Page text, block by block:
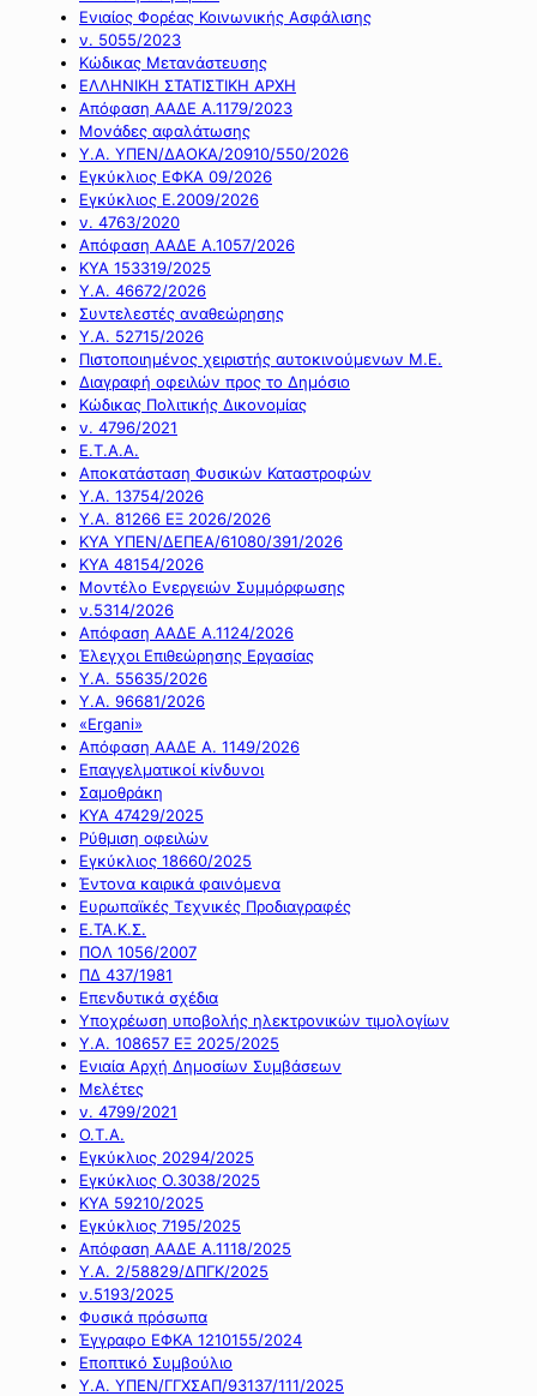
Ενιαίος Φορέας Κοινωνικής Ασφάλισης
ν. 5055/2023
Κώδικας Μετανάστευσης
ΕΛΛΗΝΙΚΗ ΣΤΑΤΙΣΤΙΚΗ ΑΡΧΗ
Απόφαση ΑΑΔΕ Α.1179/2023
Μονάδες αφαλάτωσης
Υ.Α. ΥΠΕΝ/ΔΑΟΚΑ/20910/550/2026
Εγκύκλιος ΕΦΚΑ 09/2026
Εγκύκλιος Ε.2009/2026
ν. 4763/2020
Απόφαση ΑΑΔΕ Α.1057/2026
ΚΥΑ 153319/2025
Υ.Α. 46672/2026
Συντελεστές αναθεώρησης
Υ.Α. 52715/2026
Πιστοποιημένος χειριστής αυτοκινούμενων Μ.Ε.
Διαγραφή οφειλών προς το Δημόσιο
Κώδικας Πολιτικής Δικονομίας
ν. 4796/2021
Ε.Τ.Α.Α.
Αποκατάσταση Φυσικών Καταστροφών
Υ.Α. 13754/2026
Υ.Α. 81266 ΕΞ 2026/2026
ΚΥΑ ΥΠΕΝ/ΔΕΠΕΑ/61080/391/2026
ΚΥΑ 48154/2026
Μοντέλο Ενεργειών Συμμόρφωσης
ν.5314/2026
Απόφαση ΑΑΔΕ Α.1124/2026
Έλεγχοι Επιθεώρησης Εργασίας
Υ.Α. 55635/2026
Υ.Α. 96681/2026
«Ergani»
Απόφαση ΑΑΔΕ Α. 1149/2026
Επαγγελματικοί κίνδυνοι
Σαμοθράκη
ΚΥΑ 47429/2025
Ρύθμιση οφειλών
Εγκύκλιος 18660/2025
Έντονα καιρικά φαινόμενα
Ευρωπαϊκές Τεχνικές Προδιαγραφές
Ε.ΤΑ.Κ.Σ.
ΠΟΛ 1056/2007
ΠΔ 437/1981
Επενδυτικά σχέδια
Υποχρέωση υποβολής ηλεκτρονικών τιμολογίων
Υ.Α. 108657 ΕΞ 2025/2025
Ενιαία Αρχή Δημοσίων Συμβάσεων
Μελέτες
ν. 4799/2021
Ο.Τ.Α.
Εγκύκλιος 20294/2025
Εγκύκλιος Ο.3038/2025
ΚΥΑ 59210/2025
Εγκύκλιος 7195/2025
Απόφαση ΑΑΔΕ Α.1118/2025
Υ.Α. 2/58829/ΔΠΓΚ/2025
ν.5193/2025
Φυσικά πρόσωπα
Έγγραφο ΕΦΚΑ 1210155/2024
Εποπτικό Συμβούλιο
Υ.Α. ΥΠΕΝ/ΓΓΧΣΑΠ/93137/111/2025